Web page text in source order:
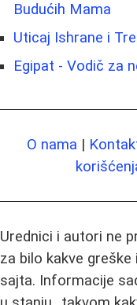
Budućih Mama
Uticaj Ishrane i
Egipat - Vodič za
O nama |
Urednici i autori ne
za bilo kakve
sajta. Informacije